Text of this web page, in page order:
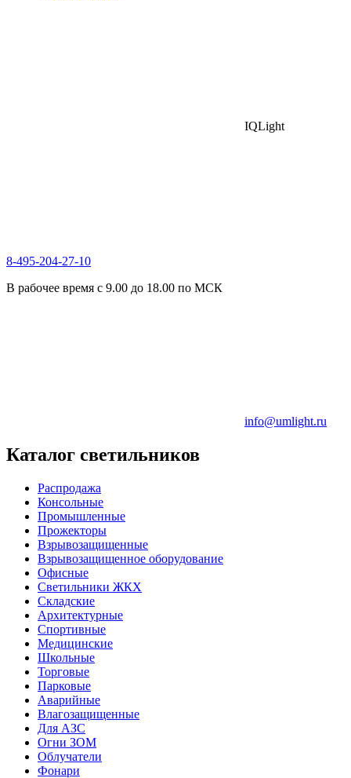
IQLight
8-495-204-27-10
В рабочее время с 9.00 до 18.00 по МСК
info@umlight.ru
Каталог светильников
Распродажа
Консольные
Промышленные
Прожекторы
Взрывозащищенные
Взрывозащищенное оборудование
Офисные
Cветильники ЖКХ
Складские
Архитектурные
Спортивные
Медицинские
Школьные
Торговые
Парковые
Аварийные
Влагозащищенные
Для АЗС
Огни ЗОМ
Облучатели
Фонари